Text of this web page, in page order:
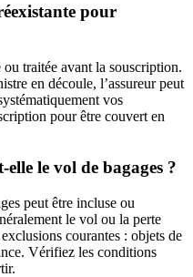
pour
traitée avant la souscription.
en découle, l’assureur peut
vos
pour être couvert en
elle le vol de bagages ?
peut être incluse ou
le vol ou la perte
courantes : objets de
Vérifiez les conditions